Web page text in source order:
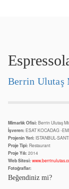
Berrin Ulutaş
Mimarlık Ofisi: Berrin Ulutaş
İşveren: ESAT KOCADAG -
Projenin Yeri: ISTANBUL-
Proje Tipi: Restaurant
Proje Yılı: 2014
Web Sitesi:
Fotoğraflar:
Beğendiniz mi?